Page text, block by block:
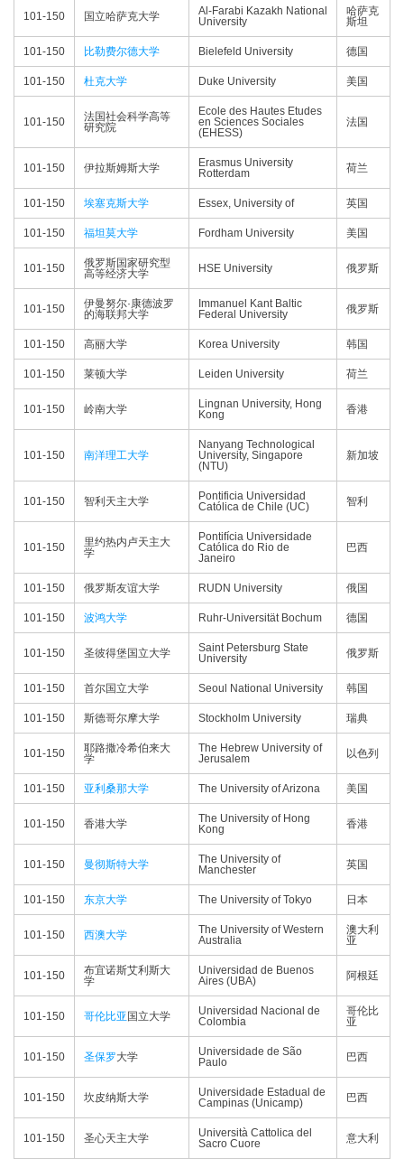
101-150 国立哈萨克大学
Al-Farabi Kazakh National
University
哈萨克
斯坦
101-150 比勒费尔德大学 Bielefeld University 德国
101-150 杜克大学 Duke University 美国
101-150
法国社会科学高等
研究院
Ecole des Hautes Etudes
en Sciences Sociales
(EHESS)
法国
101-150 伊拉斯姆斯大学
Erasmus University
Rotterdam
荷兰
101-150 埃塞克斯大学 Essex, University of 英国
101-150 福坦莫大学 Fordham University 美国
101-150
俄罗斯国家研究型
高等经济大学
HSE University 俄罗斯
101-150
伊曼努尔·康德波罗
的海联邦大学
Immanuel Kant Baltic
Federal University
俄罗斯
101-150 高丽大学 Korea University 韩国
101-150 莱顿大学 Leiden University 荷兰
101-150 岭南大学
Lingnan University, Hong
Kong
香港
101-150 南洋理工大学
Nanyang Technological
University, Singapore
(NTU)
新加坡
101-150 智利天主大学
Pontificia Universidad
Católica de Chile (UC)
智利
101-150
里约热内卢天主大
学
Pontifícia Universidade
Católica do Rio de
Janeiro
巴西
101-150 俄罗斯友谊大学 RUDN University 俄国
101-150 波鸿大学 Ruhr-Universität Bochum 德国
101-150 圣彼得堡国立大学
Saint Petersburg State
University
俄罗斯
101-150 首尔国立大学 Seoul National University 韩国
101-150 斯德哥尔摩大学 Stockholm University 瑞典
101-150
耶路撒冷希伯来大
学
The Hebrew University of
Jerusalem
以色列
101-150 亚利桑那大学 The University of Arizona 美国
101-150 香港大学
The University of Hong
Kong
香港
101-150 曼彻斯特大学
The University of
Manchester
英国
101-150 东京大学 The University of Tokyo 日本
101-150 西澳大学
The University of Western
Australia
澳大利
亚
101-150
布宜诺斯艾利斯大
学
Universidad de Buenos
Aires (UBA)
阿根廷
101-150 哥伦比亚 国立大学
Universidad Nacional de
Colombia
哥伦比
亚
101-150 圣保罗大学
Universidade de São
Paulo
巴西
101-150 坎皮纳斯大学
Universidade Estadual de
Campinas (Unicamp)
巴西
101-150 圣心天主大学
Università Cattolica del
Sacro Cuore
意大利